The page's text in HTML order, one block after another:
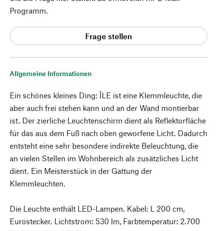
Allgemeine Informationen
Ein schönes kleines Ding: ÎLE ist eine Klemmleuchte, die
aber auch frei stehen kann und an der Wand montierbar
ist. Der zierliche Leuchtenschirm dient als Reflektorfläche
für das aus dem Fuß nach oben geworfene Licht. Dadurch
entsteht eine sehr besondere indirekte Beleuchtung, die
an vielen Stellen im Wohnbereich als zusätzliches Licht
dient. Ein Meisterstück in der Gattung der
Klemmleuchten.
Die Leuchte enthält LED-Lampen. Kabel: L 200 cm,
Eurostecker. Lichtstrom: 530 lm, Farbtemperatur: 2.700
Programm.
Frage stellen